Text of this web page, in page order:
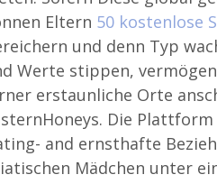
Eltern 50 kostenlose
und denn Typ
Werte stippen,
erstaunliche Orte
Die
and ernsthafte
Mädchen unter